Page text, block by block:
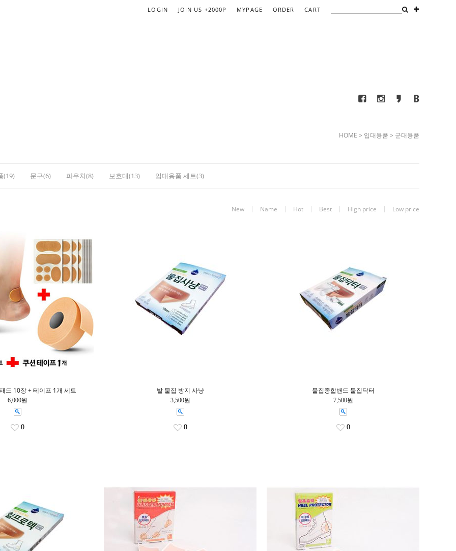
LOGIN JOIN US +2000P MYPAGE ORDER CART
HOME > 입대용품 > 군대용품
(19) 문구(6) 파우치(8) 보호대(13) 입대용품 세트(3)
New Name Hot Best High price Low price
드 10장 + 테이프 1개 세트
6,000원
0
발 물집 방지 사냥
3,500원
0
물집종합밴드 물집닥터
7,500원
0